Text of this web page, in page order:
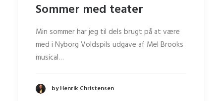
Sommer med teater
Min sommer har jeg til dels brugt på at være
med i Nyborg Voldspils udgave af Mel Brooks
musical…
by Henrik Christensen